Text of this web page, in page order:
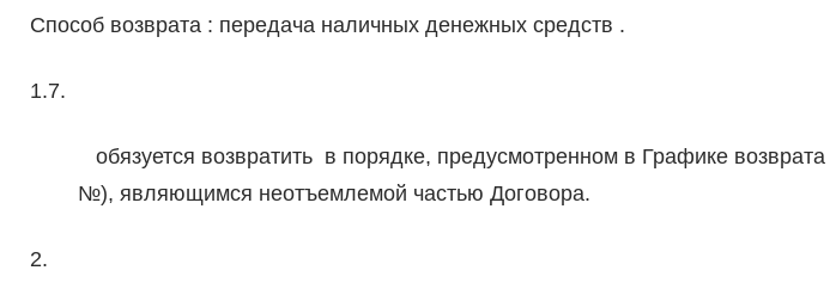
Способ возврата : передача наличных денежных средств .
1.7.
обязуется возвратить в порядке, предусмотренном в Графике
№), являющимся неотъемлемой частью Договора.
2.